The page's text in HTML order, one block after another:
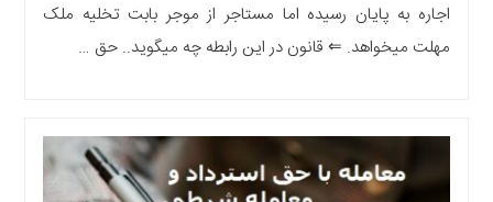
اجاره به پایان رسیده اما مستاجر از موجر بابت تخلیه ملک
مهلت میخواهد. ⇐ قانون در این رابطه چه میگوید.. حق …